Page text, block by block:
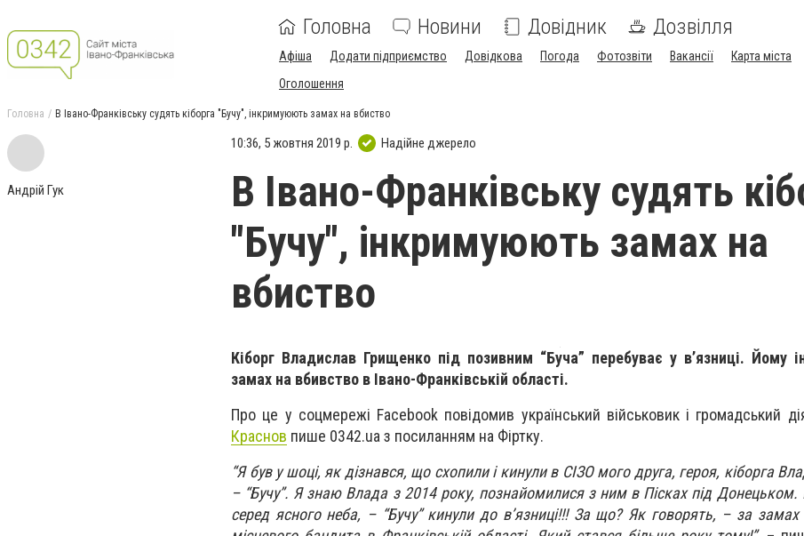
Головна Новини Довідник Дозвілля
Афіша Додати підприємство Довідкова Погода Фотозвіти Вакансії Карта міста
Оголошення
Головна В Івано-Франківську судять кіборга "Бучу", інкримуюють замах на вбиство
Андрій Гук
10:36, 5 жовтня 2019 р. Надійне джерело
В Івано-Франківську судять
"Бучу", інкримуюють замах на
вбиство
Кіборг Владислав Грищенко під позивним “Буча” перебуває у в’язниці. Йому
замах на вбивство в Івано-Франківській області.
Про це у соцмережі Facebook повідомив український військовик і громадський
Краснов пише 0342.ua з посиланням на Фіртку.
“Я був у шоці, як дізнався, що схопили і кинули в СІЗО мого друга, героя, кіборга
– “Бучу”. Я знаю Влада з 2014 року, познайомилися з ним в Пісках під Донецьком.
серед ясного неба, – “Бучу” кинули до в’язниці!!! За що? Як говорять, – за